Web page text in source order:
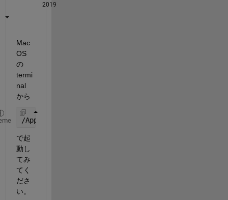
2019
Mac
OS
の
termi
nal
から
/Applications/MATLAB_R2019b.app/bin/matlab
で起
動し
てみ
てく
ださ
い。